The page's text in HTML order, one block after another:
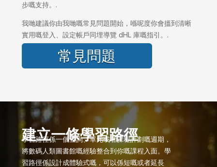
步嘅支持。.
我哋建議你由我哋嘅常見問題開始，喺呢度你會搵到清晰
實用嘅登入、設定帳戶同埋導覽 dHL 庫嘅指引。.
常見問題
建立一條學習路徑
學習路徑係一個查詢、單元或者課程計劃嘅週期，
將數碼人類圖書館嘅經驗整合到你嘅課程入面。學
習路徑係設計成體驗式嘅，可以係短嘅或者延長